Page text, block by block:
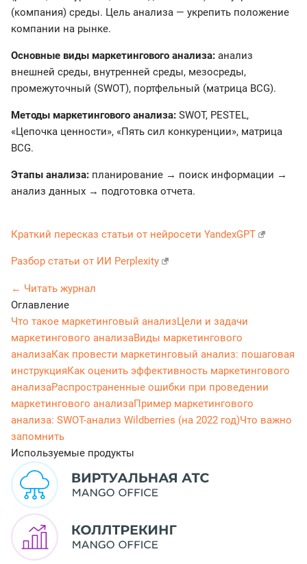
(компания) среды. Цель анализа — укрепить положение
компании на рынке.
Основные виды маркетингового анализа: анализ
внешней среды, внутренней среды, мезосреды,
промежуточный (SWOT), портфельный (матрица BCG).
Методы маркетингового анализа: SWOT, PESTEL,
«Цепочка ценности», «Пять сил конкуренции», матрица
BCG.
Этапы анализа: планирование → поиск информации →
анализ данных → подготовка отчета.
Краткий пересказ статьи от нейросети YandexGPT
Разбор статьи от ИИ Perplexity
← Читать журнал
Оглавление
Что такое маркетинговый анализЦели и задачи
маркетингового анализаВиды маркетингового
анализаКак провести маркетинговый анализ: пошаговая
инструкцияКак оценить эффективность маркетингового
анализаРаспространенные ошибки при проведении
маркетингового анализаПример маркетингового
анализа: SWOT-анализ Wildberries (на 2022 год)Что важно
запомнить
Используемые продукты